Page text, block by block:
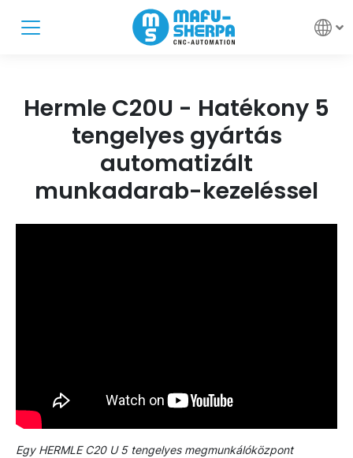
Hermle C20U - Hatékony 5
tengelyes gyártás
automatizált
munkadarab-kezeléssel
Egy HERMLE C20 U 5 tengelyes megmunkálóközpont